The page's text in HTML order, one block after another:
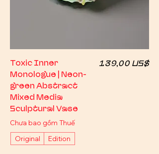
Toxic Inner
Monologue | Neon-
green Abstract
Mixed Media
Sculptural Vase
Giá
139,00 US$
Chưa bao gồm Thuế
Original
Edition